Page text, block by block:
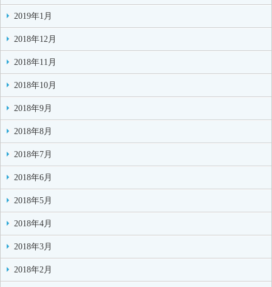
2019年1月
2018年12月
2018年11月
2018年10月
2018年9月
2018年8月
2018年7月
2018年6月
2018年5月
2018年4月
2018年3月
2018年2月